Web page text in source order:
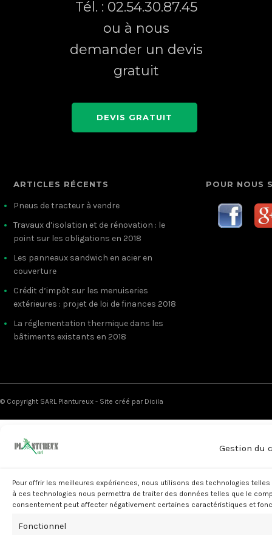
Gestion du
Pour offrir les meilleures expériences, nous utilisons des technologies
à ces technologies nous permettra de traiter des données telles que le
consentement peut affecter négativement certaines caractéristiques et
Fonctionnel
Tél. : 02.54.30.87.45
ou à nous
demander un devis
gratuit
DEVIS GRATUIT
ARTICLES RÉCENTS
Pneus de tracteur à vendre
Travaux d’isolation et de rénovation : le
point sur les obligations en 2018
Les panneaux sandwich en acier en
couverture
Crédit d’impôt sur les menuiseries
extérieures : projet de loi de finances 2018
La réglementation thermique dans les
bâtiments existants en 2018
POUR NOUS
© Copyright SARL Plantureux - Site créé par Dicila